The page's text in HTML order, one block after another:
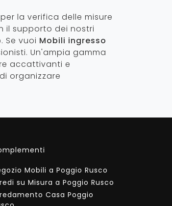
la verifica delle misure
il supporto dei nostri
Se vuoi Mobili ingresso
Un'ampia gamma
accattivanti e
organizzare
Mobili a Poggio Rusco
su Misura a Poggio Rusco
Casa Poggio